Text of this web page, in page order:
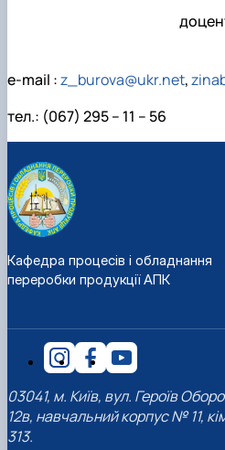
e-mail :z_burova@ukr.net,
тел.: (067) 295 – 11 – 56
Кафедра процесів і обладнання
переробки продукції АПК
03041, м. Київ, вул. Героїв
12в, навчальний корпус № 11,
313.